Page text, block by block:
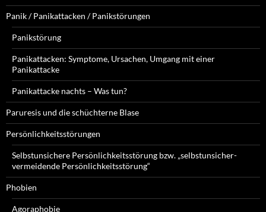
Panik / Panikattacken / Panikstörungen
Panikstörung
Panikattacken: Symptome, Ursachen, Umgang mit einer
Panikattacke
Panikattacke nachts – Was tun?
Paruresis und die schüchterne Blase
Persönlichkeitsstörungen
Selbstunsichere Persönlichkeitsstörung bzw. „selbstunsicher-
vermeidende Persönlichkeitsstörung“
Phobien
Agoraphobie